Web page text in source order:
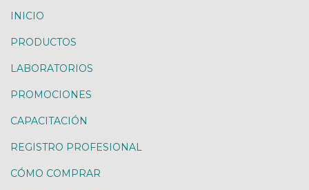
INICIO
PRODUCTOS
LABORATORIOS
PROMOCIONES
CAPACITACIÓN
REGISTRO PROFESIONAL
CÓMO COMPRAR